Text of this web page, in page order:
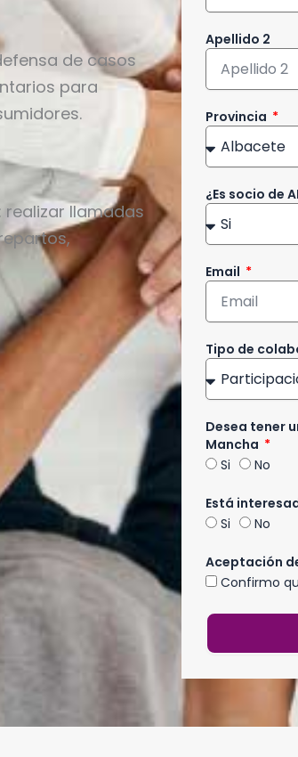
Apellido 2
Provincia
¿Es socio de
Email
Tipo de
Desea tener
Mancha
Si
No
Está
Si
No
Aceptación
Confirmo
de casos
para
llamadas